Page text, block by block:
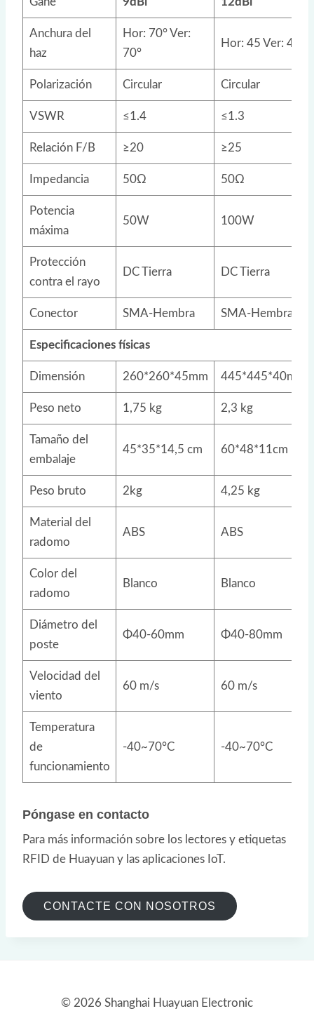
Anchura del
haz
Hor: 70° Ver:
70°
Hor: 45 Ver: 45°
Polarización Circular Circular
VSWR ≤1.4 ≤1.3
Relación F/B ≥20 ≥25
Impedancia 50Ω 50Ω
Potencia
máxima
50W 100W
Protección
contra el rayo
DC Tierra DC Tierra
Conector SMA-Hembra SMA-Hembra
Especificaciones físicas
Dimensión 260*260*45mm 445*445*40mm
Peso neto 1,75 kg 2,3 kg
Tamaño del
embalaje
45*35*14,5 cm 60*48*11cm
Peso bruto 2kg 4,25 kg
Material del
radomo
ABS ABS
Color del
radomo
Blanco Blanco
Diámetro del
poste
Φ40-60mm Φ40-80mm
Velocidad del
viento
60 m/s 60 m/s
Temperatura
de
funcionamiento
-40~70°C -40~70°C
Póngase en contacto
Para más información sobre los lectores y etiquetas
RFID de Huayuan y las aplicaciones IoT.
CONTACTE CON NOSOTROS
© 2026 Shanghai Huayuan Electronic